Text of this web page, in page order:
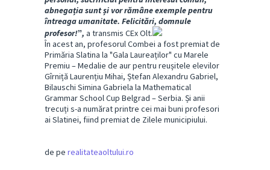
abnegația sunt și vor rămâne exemple pentru
întreaga umanitate. Felicitări, domnule
profesor!ˮ, a transmis CEx Olt.
În acest an, profesorul Combei a fost premiat de
Primăria Slatina la "Gala Laureaților" cu Marele
Premiu – Medalie de aur pentru reușitele elevilor
Gîrniță Laurențiu Mihai, Ștefan Alexandru Gabriel,
Bilauschi Simina Gabriela la Mathematical
Grammar School Cup Belgrad – Serbia. Și anii
trecuți s-a numărat printre cei mai buni profesori
ai Slatinei, fiind premiat de Zilele municipiului.
de pe realitateaoltului.ro